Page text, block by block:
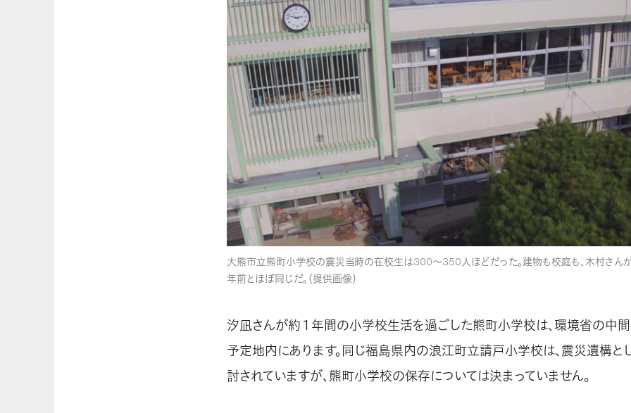
大熊市立熊町小学校の震災当時の在校生は300～350人ほどだった。建物も校庭も、木村さん
年前とほぼ同じだ。（提供画像）
汐凪さんが約１年間の小学校生活を過ごした熊町小学校は、環境省の中
予定地内にあります。同じ福島県内の浪江町立請戸小学校は、震災遺構と
討されていますが、熊町小学校の保存については決まっていません。